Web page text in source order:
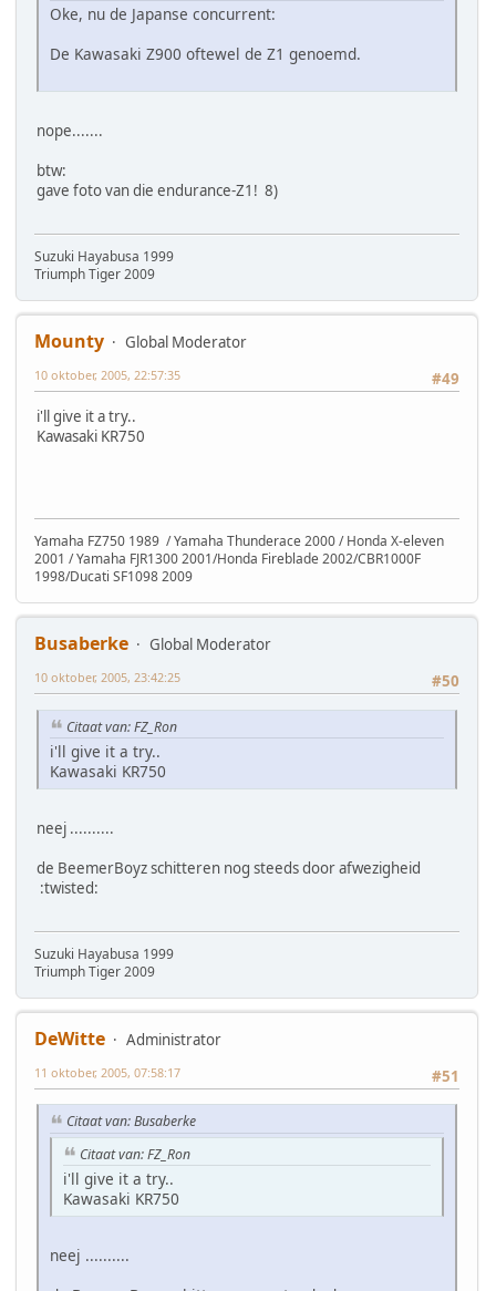
Oke, nu de Japanse concurrent:
De Kawasaki Z900 oftewel de Z1 genoemd.
nope.......
btw:
gave foto van die endurance-Z1! 8)
Suzuki Hayabusa 1999
Triumph Tiger 2009
Mounty
Global Moderator
#49
10 oktober, 2005, 22:57:35
i'll give it a try..
Kawasaki KR750
Yamaha FZ750 1989 / Yamaha Thunderace 2000 / Honda X-eleven
2001 / Yamaha FJR1300 2001/Honda Fireblade 2002/CBR1000F
1998/Ducati SF1098 2009
Busaberke
Global Moderator
#50
10 oktober, 2005, 23:42:25
Citaat van: FZ_Ron
i'll give it a try..
Kawasaki KR750
neej ..........
de BeemerBoyz schitteren nog steeds door afwezigheid
:twisted:
Suzuki Hayabusa 1999
Triumph Tiger 2009
DeWitte
Administrator
#51
11 oktober, 2005, 07:58:17
Citaat van: Busaberke
Citaat van: FZ_Ron
i'll give it a try..
Kawasaki KR750
neej ..........